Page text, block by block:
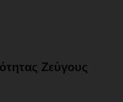
Ζεύγους